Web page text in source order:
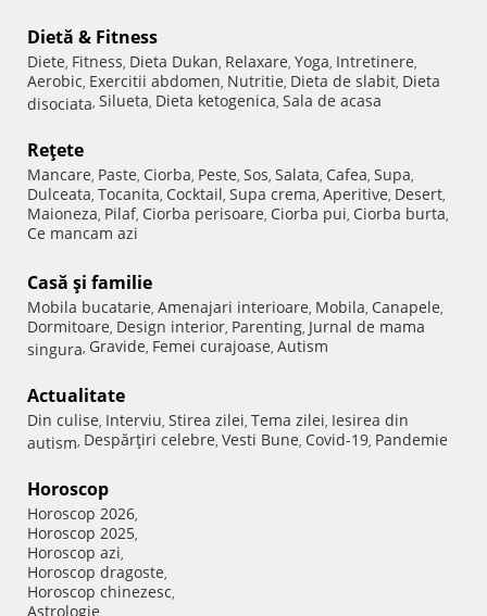
Dietă & Fitness
Diete, Fitness, Dieta Dukan, Relaxare, Yoga, Intretinere,
Aerobic, Exercitii abdomen, Nutritie, Dieta de slabit, Dieta
disociata, Silueta, Dieta ketogenica, Sala de acasa
Reţete
Mancare, Paste, Ciorba, Peste, Sos, Salata, Cafea, Supa,
Dulceata, Tocanita, Cocktail, Supa crema, Aperitive, Desert,
Maioneza, Pilaf, Ciorba perisoare, Ciorba pui, Ciorba burta,
Ce mancam azi
Casă şi familie
Mobila bucatarie, Amenajari interioare, Mobila, Canapele,
Dormitoare, Design interior, Parenting, Jurnal de mama
singura, Gravide, Femei curajoase, Autism
Actualitate
Din culise, Interviu, Stirea zilei, Tema zilei, Iesirea din
autism, Despărţiri celebre, Vesti Bune, Covid-19, Pandemie
Horoscop
Horoscop 2026,
Horoscop 2025,
Horoscop azi,
Horoscop dragoste,
Horoscop chinezesc,
Astrologie